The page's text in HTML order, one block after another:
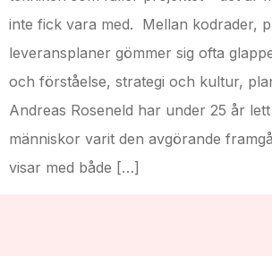
inte fick vara med. Mellan kodrader,
leveransplaner gömmer sig ofta
och förståelse, strategi och kultur,
Andreas Roseneld har under 25 år
människor varit den avgörande
visar med både […]